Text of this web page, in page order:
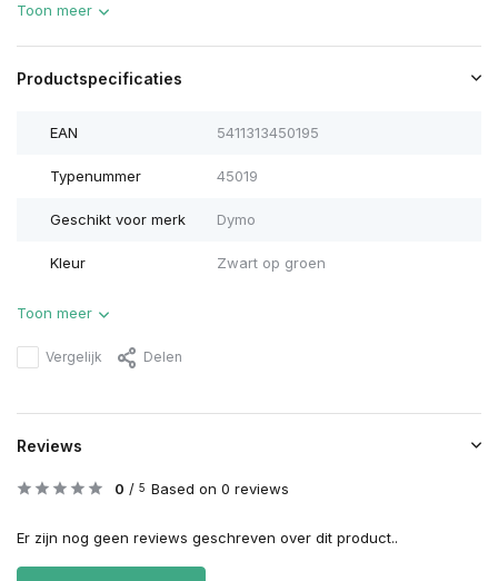
Toon meer
Productspecificaties
EAN 5411313450195
Typenummer 45019
Geschikt voor merk Dymo
Kleur Zwart op groen
Toon meer
Vergelijk Delen
Reviews
0 / 5 Based on 0 reviews
Er zijn nog geen reviews geschreven over dit product..